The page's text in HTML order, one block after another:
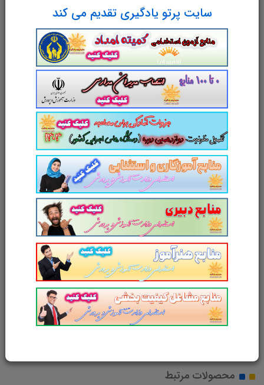
سایت پرتو یادگیری تقدیم می کند
نام و نام خانوادگی
پست الکترونیک
آدرس وب‌سایت
امتیاز شما به محصول
محصولات مرتبط